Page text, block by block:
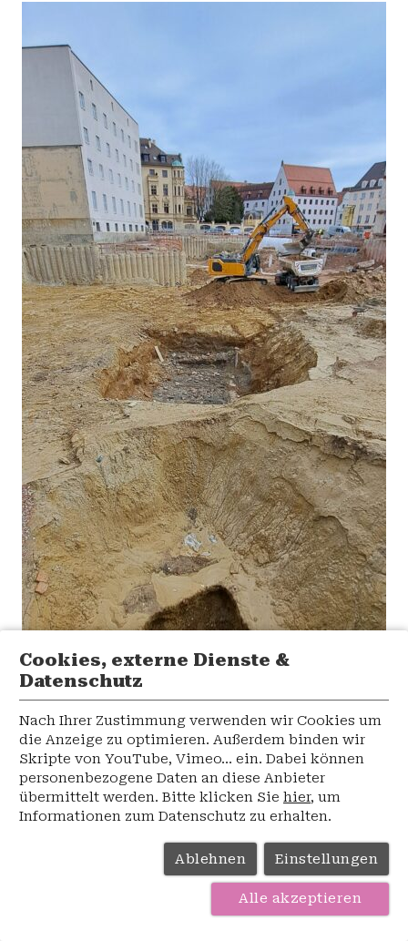
2: Im Bild unten die rechteckige Grube eines römischen
Brunnens und in der Bildmitte die Überreste eines Kellers
Cookies, externe Dienste &
Datenschutz
Nach Ihrer Zustimmung verwenden wir Cookies um
die Anzeige zu optimieren. Außerdem binden wir
Skripte von YouTube, Vimeo... ein. Dabei können
personenbezogene Daten an diese Anbieter
übermittelt werden. Bitte klicken Sie hier, um
Informationen zum Datenschutz zu erhalten.
Ablehnen Einstellungen
Alle akzeptieren